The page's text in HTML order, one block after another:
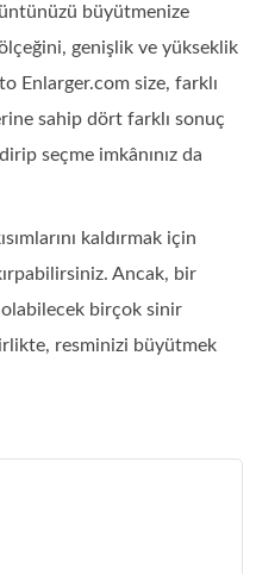
büyütmenize
genişlik ve yükseklik
Enlarger.com size, farklı
sahip dört farklı sonuç
seçme imkânınız da
kaldırmak için
Ancak, bir
birçok sinir
resminizi büyütmek